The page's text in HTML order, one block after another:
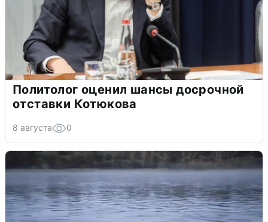
Политолог оценил шансы досрочной
отставки Котюкова
8 августа 0